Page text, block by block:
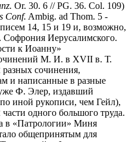
Оr. 30. 6 // PG. 36. Col. 109)
Conf. Ambig. ad Thom. 5 -
14, 15 и 19 и, возможно,
Софрония Иерусалимского.
к Иоанну»
М. И. в XVII в. Т.
сочинения,
и написанные в разные
Ф. Элер, издавший
иной рукописи, чем Гейл),
одного большого труда.
в «Патрологии» Миня
общепринятым для